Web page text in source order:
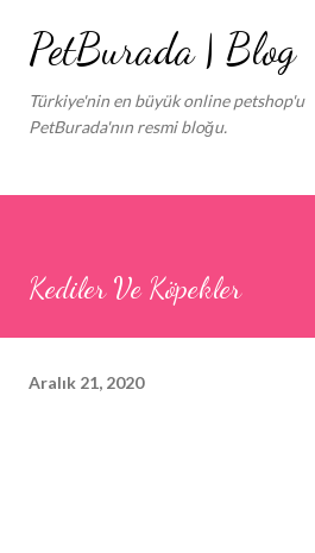
Ana içeriğe atla
PetBurada | Blog
Türkiye'nin en büyük online petshop'u
PetBurada'nın resmi bloğu.
Kediler Ve Köpekler
Aralık 21, 2020